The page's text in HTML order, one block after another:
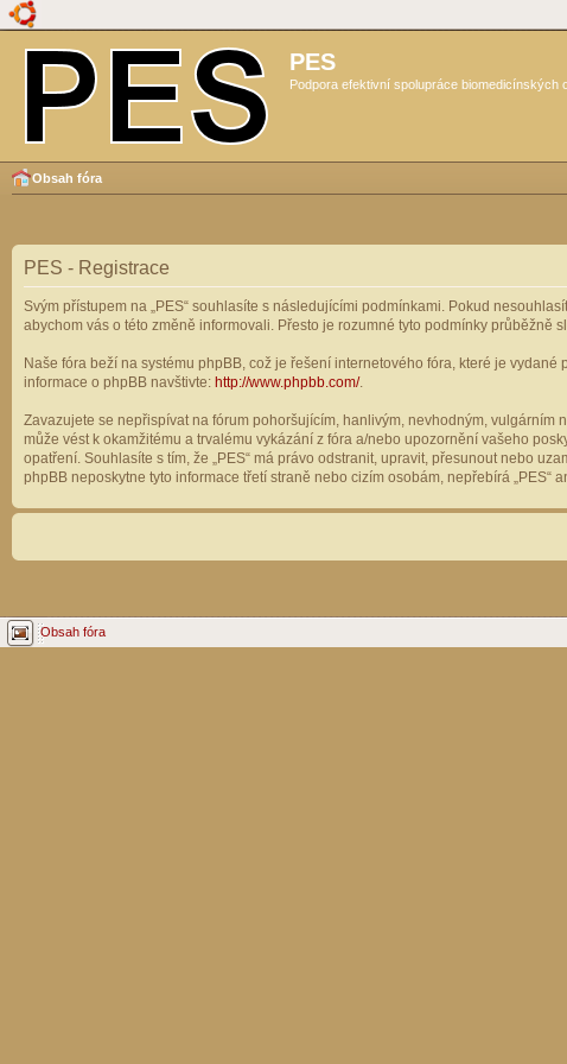
PES
Podpora efektivní spolupráce
Obsah fóra
PES - Registrace
Svým přístupem na „PES“ souhlasíte s následujícími podmínkami. Pokud
abychom vás o této změně informovali. Přesto je rozumné tyto podmínky průběžně
Naše fóra beží na systému phpBB, což je řešení internetového fóra, které je vydané
informace o phpBB navštivte: http://www.phpbb.com/.
Zavazujete se nepřispívat na fórum pohoršujícím, hanlivým, nevhodným, vulgárním
může vést k okamžitému a trvalému vykázání z fóra a/nebo upozornění vašeho
opatření. Souhlasíte s tím, že „PES“ má právo odstranit, upravit, přesunout nebo
phpBB neposkytne tyto informace třetí straně nebo cizím osobám, nepřebírá
Obsah fóra